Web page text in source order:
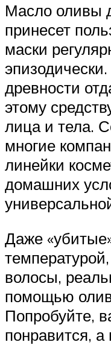
Масло оливы
принесет
маски
древности
этому
лица и тела.
многие
линейки
домашних
Даже
волосы,
помощью
Попробуйте,
понравится, а